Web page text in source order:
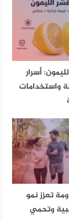
أسرار
واستخدامات
تعزز نمو
وتحمي